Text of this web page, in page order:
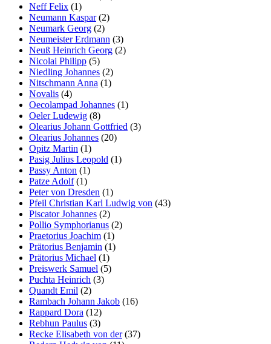
Neff Felix (1)
Neumann Kaspar(2)
Neumark Georg (2)
Neumeister Erdmann (3)
Neuß Heinrich Georg (2)
Nicolai Philipp (5)
Niedling Johannes (2)
Nitschmann Anna (1)
Novalis (4)
Oecolampad Johannes (1)
Oeler Ludewig (8)
Olearius Johann Gottfried (3)
Olearius Johannes (20)
Opitz Martin (1)
Pasig Julius Leopold (1)
Passy Anton (1)
Patze Adolf(1)
Peter von Dresden (1)
Pfeil Christian Karl Ludwig von (43)
Piscator Johannes (2)
Pollio Symphorianus (2)
Praetorius Joachim (1)
Prätorius Benjamin (1)
Prätorius Michael (1)
Preiswerk Samuel (5)
Puchta Heinrich (3)
Quandt Emil (2)
Rambach Johann Jakob (16)
Rappard Dora (12)
Rebhun Paulus (3)
Recke Elisabeth von der(37)